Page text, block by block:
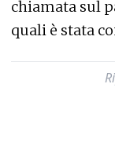
chiamata sul
quali è stata